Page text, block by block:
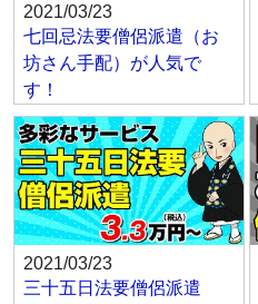
2021/03/23
七回忌法要僧侶派遣（お
坊さん手配）が人気で
す！
2021/03/23
三十五日法要僧侶派遣